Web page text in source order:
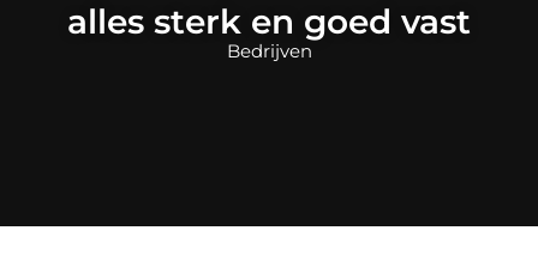
alles sterk en goed vast
Bedrijven